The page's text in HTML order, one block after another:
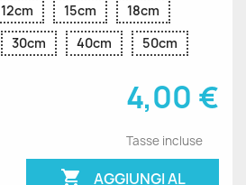
12cm 15cm
18cm
30cm 40cm 50cm
4,00 €
Tasse incluse
